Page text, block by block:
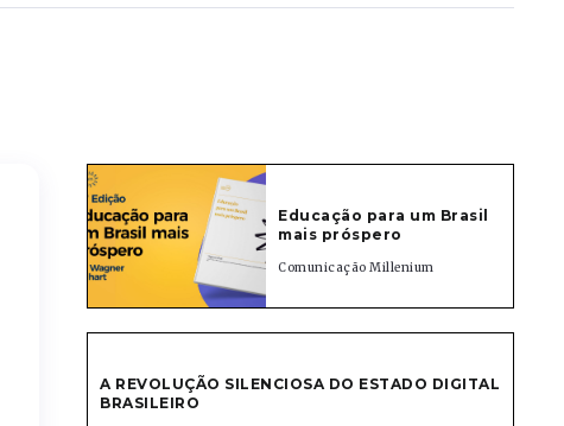
Educação para um Brasil
mais próspero
Comunicação Millenium
A REVOLUÇÃO SILENCIOSA DO ESTADO DIGITAL
BRASILEIRO